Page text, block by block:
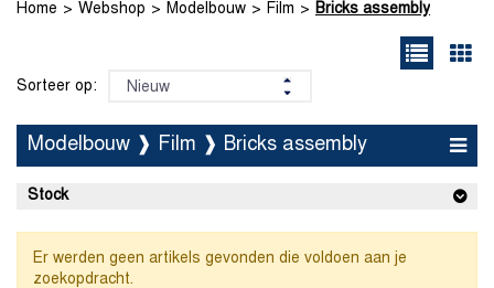
Home Webshop Modelbouw Film Bricks assembly
Sorteer op:
Modelbouw ❱ Film ❱ Bricks assembly
Stock
Er werden geen artikels gevonden die voldoen aan je
zoekopdracht.